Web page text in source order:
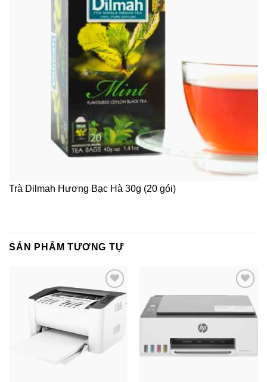
Trà Dilmah Hương Bạc Hà 30g (20 gói)
SẢN PHẨM TƯƠNG TỰ